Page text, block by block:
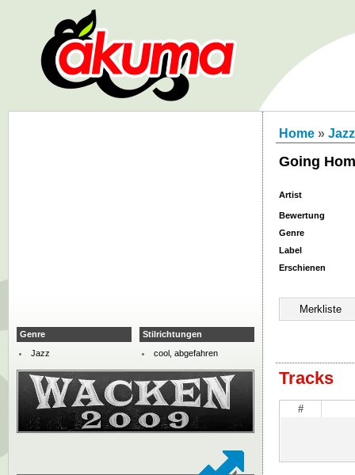
Home » Jazz
Going
Artist
Bewertung
Genre
Label
Erschienen
Tracks
#
Genre
Jazz
Stilrichtungen
cool, abgefahren